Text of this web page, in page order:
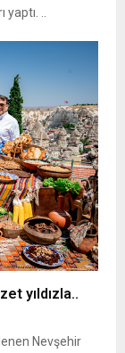
..
yıldızla..
Nevşehir